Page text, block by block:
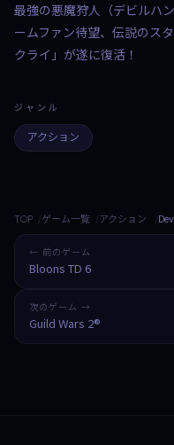
最強の悪魔狩人（デビルハ
ームファン待望、伝説のス
クライ」が遂に復活！
ジャンル
アクション
TOP ゲーム一覧 アクション
← 前のゲーム
Bloons TD 6
次のゲーム →
Guild Wars 2®